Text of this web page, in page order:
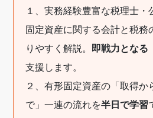
１、実務経験豊富な税理士・
固定資産に関する会計と税務
りやすく解説。
即戦力となる
支援します。
２、有形固定資産の「取得か
で」一連の流れを半日で学習